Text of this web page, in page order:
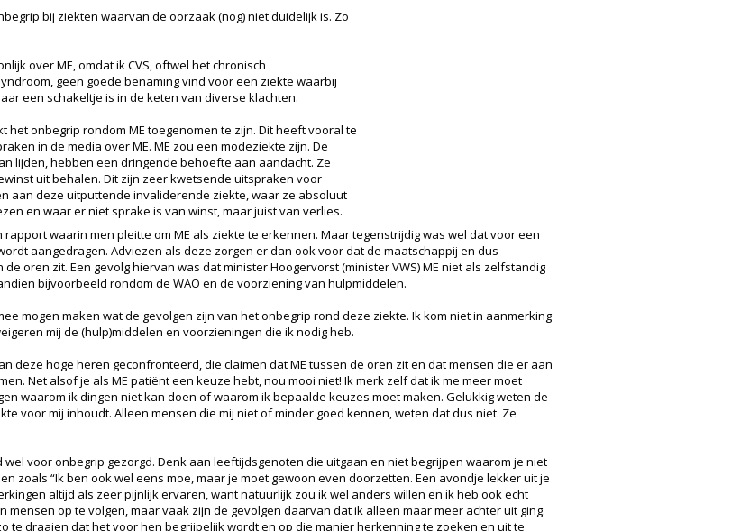
bij ziekten waarvan de oorzaak (nog) niet duidelijk is. Zo
over ME, omdat ik CVS, oftwel het chronisch
geen goede benaming vind voor een ziekte waarbij
een schakeltje is in de keten van diverse klachten.
het onbegrip rondom ME toegenomen te zijn. Dit heeft vooral te
in de media over ME. ME zou een modeziekte zijn. De
lijden, hebben een dringende behoefte aan aandacht. Ze
uit behalen. Dit zijn zeer kwetsende uitspraken voor
aan deze uitputtende invaliderende ziekte, waar ze absoluut
en waar er niet sprake is van winst, maar juist van verlies.
waarin men pleitte om ME als ziekte te erkennen. Maar tegenstrijdig was wel dat voor een
aangedragen. Adviezen als deze zorgen er dan ook voor dat de maatschappij en dus
oren zit. Een gevolg hiervan was dat minister Hoogervorst (minister VWS) ME niet als zelfstandig
bijvoorbeeld rondom de WAO en de voorziening van hulpmiddelen.
mogen maken wat de gevolgen zijn van het onbegrip rond deze ziekte. Ik kom niet in aanmerking
mij de (hulp)middelen en voorzieningen die ik nodig heb.
deze hoge heren geconfronteerd, die claimen dat ME tussen de oren zit en dat mensen die er aan
Net alsof je als ME patiënt een keuze hebt, nou mooi niet! Ik merk zelf dat ik me meer moet
waarom ik dingen niet kan doen of waarom ik bepaalde keuzes moet maken. Gelukkig weten de
voor mij inhoudt. Alleen mensen die mij niet of minder goed kennen, weten dat dus niet. Ze
voor onbegrip gezorgd. Denk aan leeftijdsgenoten die uitgaan en niet begrijpen waarom je niet
zoals “Ik ben ook wel eens moe, maar je moet gewoon even doorzetten. Een avondje lekker uit je
altijd als zeer pijnlijk ervaren, want natuurlijk zou ik wel anders willen en ik heb ook echt
op te volgen, maar vaak zijn de gevolgen daarvan dat ik alleen maar meer achter uit ging.
te draaien dat het voor hen begrijpelijk wordt en op die manier herkenning te zoeken en uit te